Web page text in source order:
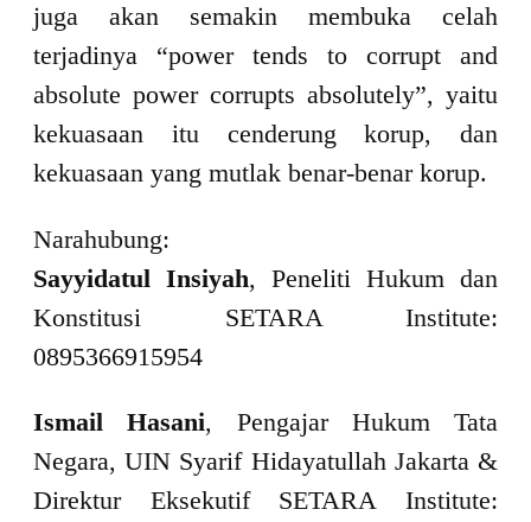
juga akan semakin membuka celah
terjadinya “power tends to corrupt and
absolute power corrupts absolutely”, yaitu
kekuasaan itu cenderung korup, dan
kekuasaan yang mutlak benar-benar korup.
Narahubung:
Sayyidatul Insiyah, Peneliti Hukum dan
Konstitusi SETARA Institute:
0895366915954
Ismail Hasani, Pengajar Hukum Tata
Negara, UIN Syarif Hidayatullah Jakarta &
Direktur Eksekutif SETARA Institute: